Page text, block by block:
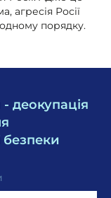
агресія Росії
порядку.
деокупація
безпеки